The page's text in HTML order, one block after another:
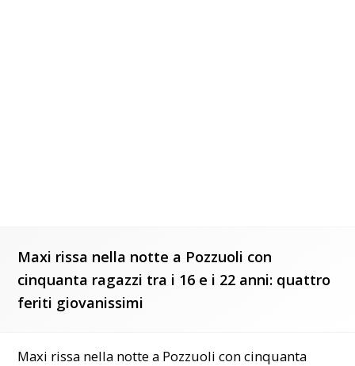
Maxi rissa nella notte a Pozzuoli con
cinquanta ragazzi tra i 16 e i 22 anni: quattro
feriti giovanissimi
Maxi rissa nella notte a Pozzuoli con cinquanta